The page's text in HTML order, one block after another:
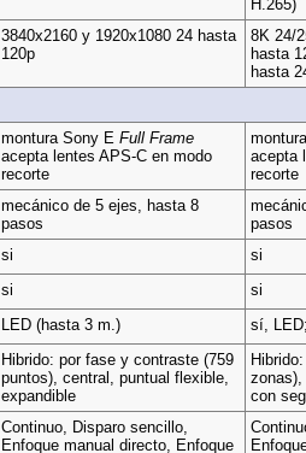
H.265)
3840x2160 y 1920x1080 24 hasta
120p
8K 24/
hasta
hasta
montura Sony E Full Frame
acepta lentes APS-C en modo
recorte
acepta
recorte
mecánico de 5 ejes, hasta 8
pasos
pasos
si
si
si
si
LED (hasta 3 m.)
sí,
Hibrido: por fase y contraste (759
puntos), central, puntual flexible,
expandible
con
Continuo, Disparo sencillo,
Enfoque manual directo, Enfoque